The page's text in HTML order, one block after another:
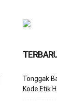
Tonggak
Kode Etik